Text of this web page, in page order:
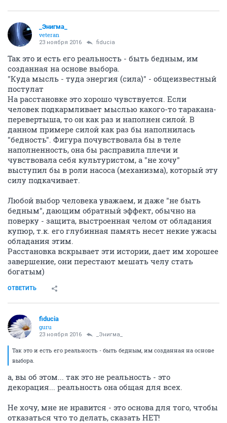
_Энигма_
veteran
23 ноября 2016 fiducia
Так это и есть его реальность - быть бедным, им
созданная на основе выбора.
"Куда мысль - туда энергия (сила)" - общеизвестный
постулат
На расстановке это хорошо чувствуется. Если
человек подкармливает мыслью какого-то таракана-
перевертыша, то он как раз и наполнен силой. В
данном примере силой как раз бы наполнилась
"бедность". Фигура почувствовала бы в теле
наполненность, она бы расправила плечи и
чувствовала себя культуристом, а "не хочу"
выступил бы в роли насоса (механизма), который эту
силу подкачивает.
Любой выбор человека уважаем, и даже "не быть
бедным", дающим обратный эффект, обычно на
поверку - защита, выстроенная челом от обладания
купюр, т.к. его глубинная память несет некие ужасы
обладания этим.
Расстановка вскрывает эти истории, дает им хорошее
завершение, они перестают мешать челу стать
богатым)
ОТВЕТИТЬ
fiducia
guru
23 ноября 2016 _Энигма_
Так это и есть его реальность - быть бедным, им созданная на основе
выбора.
а, вы об этом... так это не реальность - это
декорация... реальность она общая для всех.
Не хочу, мне не нравится - это основа для того, чтобы
отказаться что то делать, сказать НЕТ!